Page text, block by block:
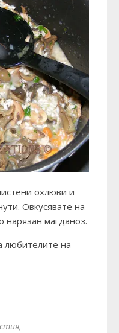
охлюви и
Овкусявате на
нарязан магданоз.
любителите на